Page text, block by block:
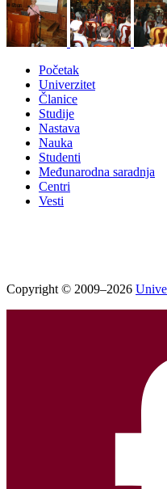
Početak
Univerzitet
Članice
Studije
Nastava
Nauka
Studenti
Međunarodna saradnja
Centri
Vesti
Copyright © 2009–2026